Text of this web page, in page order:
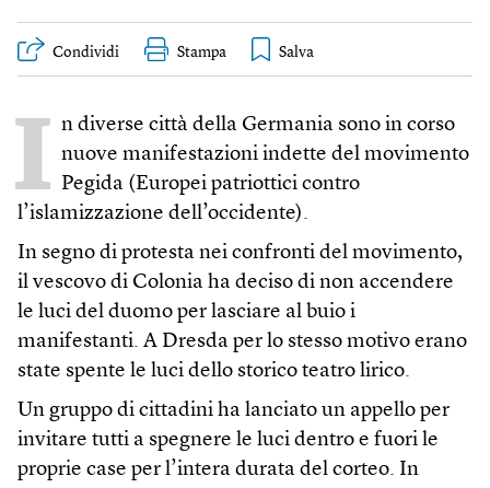
Condividi Stampa
I n diverse città della Germania sono in corso
nuove manifestazioni indette del movimento
Pegida (Europei patriottici contro
l’islamizzazione dell’occidente).
In segno di protesta nei confronti del movimento,
il vescovo di Colonia ha deciso di non accendere
le luci del duomo per lasciare al buio i
manifestanti. A Dresda per lo stesso motivo erano
state spente le luci dello storico teatro lirico.
Un gruppo di cittadini ha lanciato un appello per
invitare tutti a spegnere le luci dentro e fuori le
proprie case per l’intera durata del corteo. In